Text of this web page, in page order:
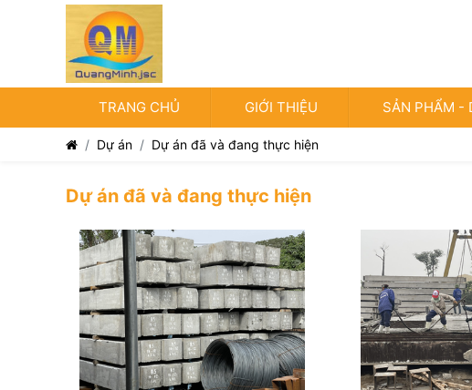
TRANG CHỦ GIỚI THIỆU SẢN PHẨM -
Dự án Dự án đã và đang thực hiện
Dự án đã và đang thực hiện